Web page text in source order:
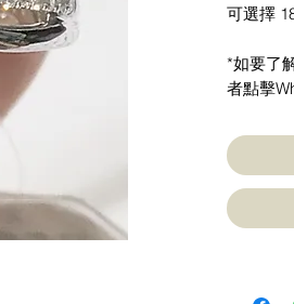
可選擇
*如要了
者點擊